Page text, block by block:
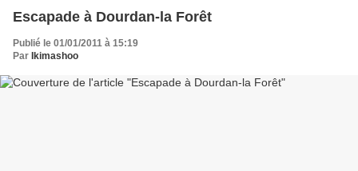
Escapade à Dourdan-la Forêt
Publié le 01/01/2011 à 15:19
Par Ikimashoo